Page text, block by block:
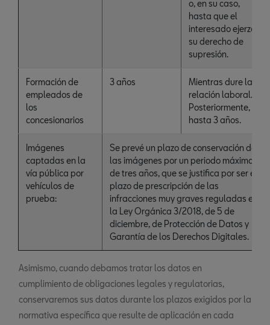
o, en su caso,
hasta que el
interesado ejerza
su derecho de
supresión.
Formación de
empleados de
los
concesionarios
3 años
Mientras dure la
relación laboral.
Posteriormente,
hasta 3 años.
Imágenes
captadas en la
vía pública por
vehículos de
prueba:
Se prevé un plazo de conservación de
las imágenes por un periodo máximo
de tres años, que se justifica por ser el
plazo de prescripción de las
infracciones muy graves reguladas en
la Ley Orgánica 3/2018, de 5 de
diciembre, de Protección de Datos y
Garantía de los Derechos Digitales.
Asimismo, cuando debamos tratar los datos en
cumplimiento de obligaciones legales y regulatorias,
conservaremos sus datos durante los plazos exigidos por la
normativa específica que resulte de aplicación en cada